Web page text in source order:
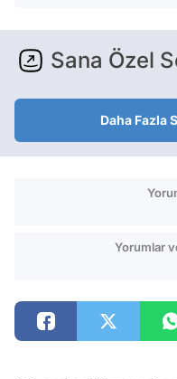
Sana Özel
Daha Fazla
Yorumlar